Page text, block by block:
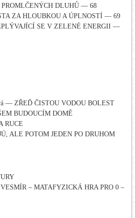
DLUHŮ — 68
ZA HLOUBKOU A ÚPLNOSTÍ — 69
SE V ZELENÉ ENERGII —
— ZŘEĎ ČISTOU VODOU BOLEST
BUDOUCÍM DOMĚ
RUCE
ALE POTOM JEDEN PO DRUHOM
– MATAFYZICKÁ HRA PRO 0 –